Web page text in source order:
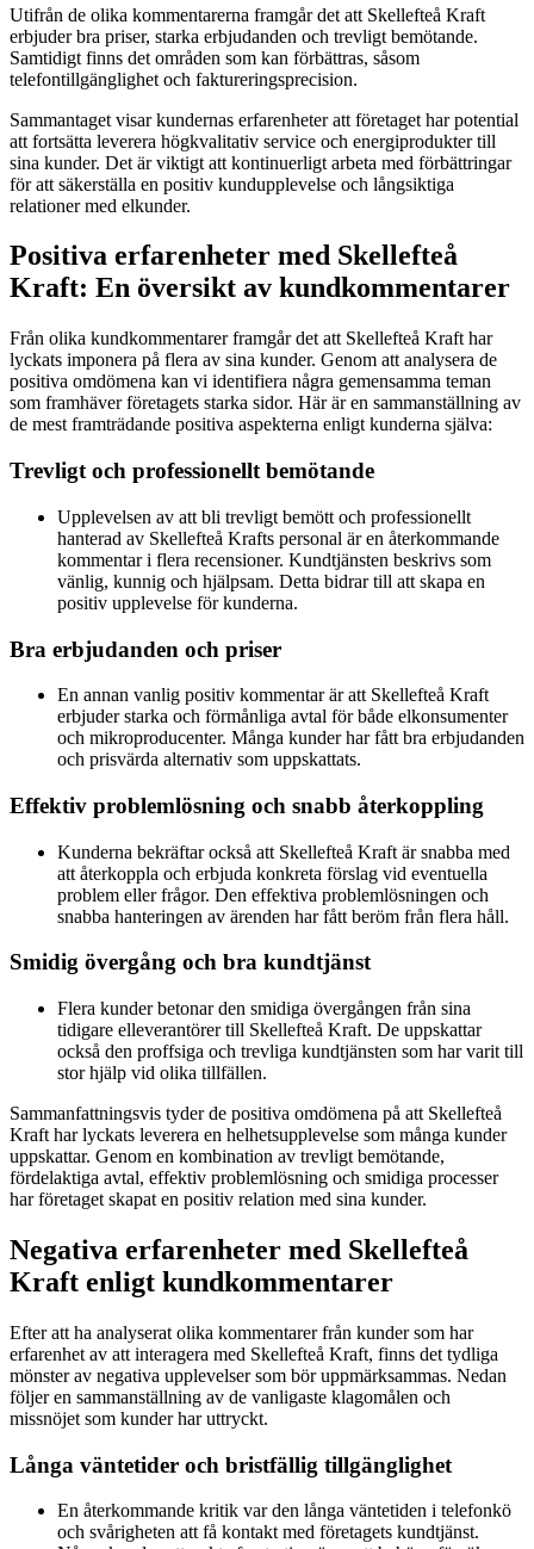
Utifrån de olika kommentarerna framgår det att Skellefteå Kraft
erbjuder bra priser, starka erbjudanden och trevligt bemötande.
Samtidigt finns det områden som kan förbättras, såsom
telefontillgänglighet och faktureringsprecision.
Sammantaget visar kundernas erfarenheter att företaget har potential
att fortsätta leverera högkvalitativ service och energiprodukter till
sina kunder. Det är viktigt att kontinuerligt arbeta med förbättringar
för att säkerställa en positiv kundupplevelse och långsiktiga
relationer med elkunder.
Positiva erfarenheter med Skellefteå
Kraft: En översikt av kundkommentarer
Från olika kundkommentarer framgår det att Skellefteå Kraft har
lyckats imponera på flera av sina kunder. Genom att analysera de
positiva omdömena kan vi identifiera några gemensamma teman
som framhäver företagets starka sidor. Här är en sammanställning av
de mest framträdande positiva aspekterna enligt kunderna själva:
Trevligt och professionellt bemötande
Upplevelsen av att bli trevligt bemött och professionellt
hanterad av Skellefteå Krafts personal är en återkommande
kommentar i flera recensioner. Kundtjänsten beskrivs som
vänlig, kunnig och hjälpsam. Detta bidrar till att skapa en
positiv upplevelse för kunderna.
Bra erbjudanden och priser
En annan vanlig positiv kommentar är att Skellefteå Kraft
erbjuder starka och förmånliga avtal för både elkonsumenter
och mikroproducenter. Många kunder har fått bra erbjudanden
och prisvärda alternativ som uppskattats.
Effektiv problemlösning och snabb återkoppling
Kunderna bekräftar också att Skellefteå Kraft är snabba med
att återkoppla och erbjuda konkreta förslag vid eventuella
problem eller frågor. Den effektiva problemlösningen och
snabba hanteringen av ärenden har fått beröm från flera håll.
Smidig övergång och bra kundtjänst
Flera kunder betonar den smidiga övergången från sina
tidigare elleverantörer till Skellefteå Kraft. De uppskattar
också den proffsiga och trevliga kundtjänsten som har varit till
stor hjälp vid olika tillfällen.
Sammanfattningsvis tyder de positiva omdömena på att Skellefteå
Kraft har lyckats leverera en helhetsupplevelse som många kunder
uppskattar. Genom en kombination av trevligt bemötande,
fördelaktiga avtal, effektiv problemlösning och smidiga processer
har företaget skapat en positiv relation med sina kunder.
Negativa erfarenheter med Skellefteå
Kraft enligt kundkommentarer
Efter att ha analyserat olika kommentarer från kunder som har
erfarenhet av att interagera med Skellefteå Kraft, finns det tydliga
mönster av negativa upplevelser som bör uppmärksammas. Nedan
följer en sammanställning av de vanligaste klagomålen och
missnöjet som kunder har uttryckt.
Långa väntetider och bristfällig tillgänglighet
En återkommande kritik var den långa väntetiden i telefonkö
och svårigheten att få kontakt med företagets kundtjänst.